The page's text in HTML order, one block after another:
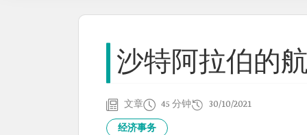
沙特阿拉伯的
文章 45 分钟 30/10/2021
经济事务